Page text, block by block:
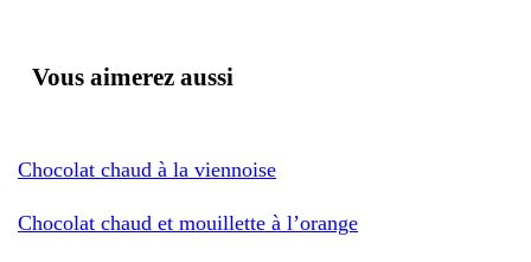
Vous aimerez aussi
Chocolat chaud à la viennoise
Chocolat chaud et mouillette à l’orange